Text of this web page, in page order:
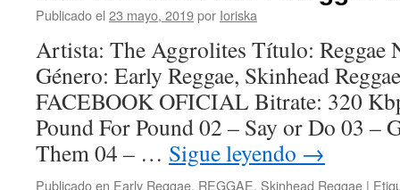
Publicado el 23 mayo, 2019por Ioriska
Artista: The Aggrolites Título: Reggae
Género: Early Reggae, Skinhead
FACEBOOK OFICIAL Bitrate: 320
Pound For Pound 02 – Say or Do 03 –
Them 04 – … Sigue leyendo →
Publicado en Early Reggae, REGGAE, Skinhead Reggae |